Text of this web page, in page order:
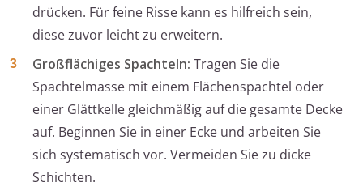
drücken. Für feine Risse kann es hilfreich sein,
diese zuvor leicht zu erweitern.
Großflächiges Spachteln: Tragen Sie die
Spachtelmasse mit einem Flächenspachtel oder
einer Glättkelle gleichmäßig auf die gesamte Decke
auf. Beginnen Sie in einer Ecke und arbeiten Sie
sich systematisch vor. Vermeiden Sie zu dicke
Schichten.